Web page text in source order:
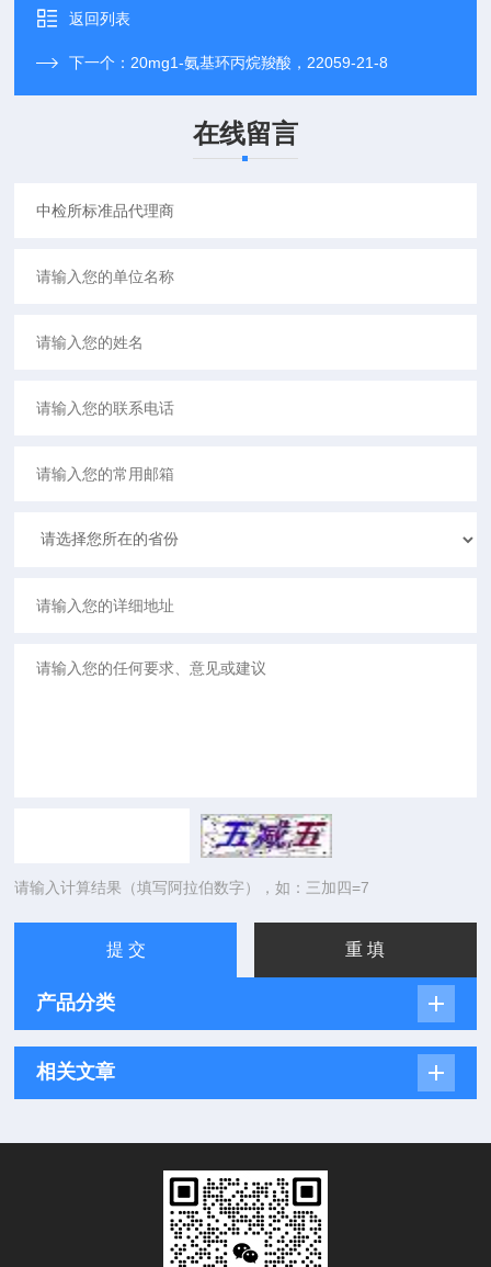
返回列表
下一个： 20mg1-氨基环丙烷羧酸，22059-21-8
在线留言
请输入计算结果（填写阿拉伯数字），如：三加四=7
产品分类
相关文章